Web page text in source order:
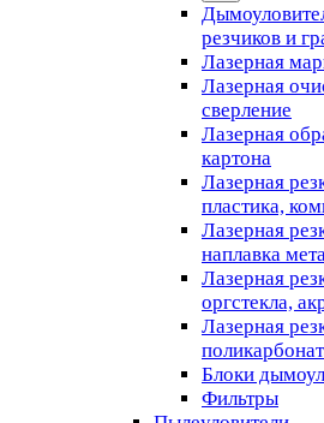
резчиков и
Лазерная
Лазерная
сверление
Лазерная
картона
Лазерная
пластика,
Лазерная
наплавка
Лазерная
оргстекла,
Лазерная
Блоки
Фильтры